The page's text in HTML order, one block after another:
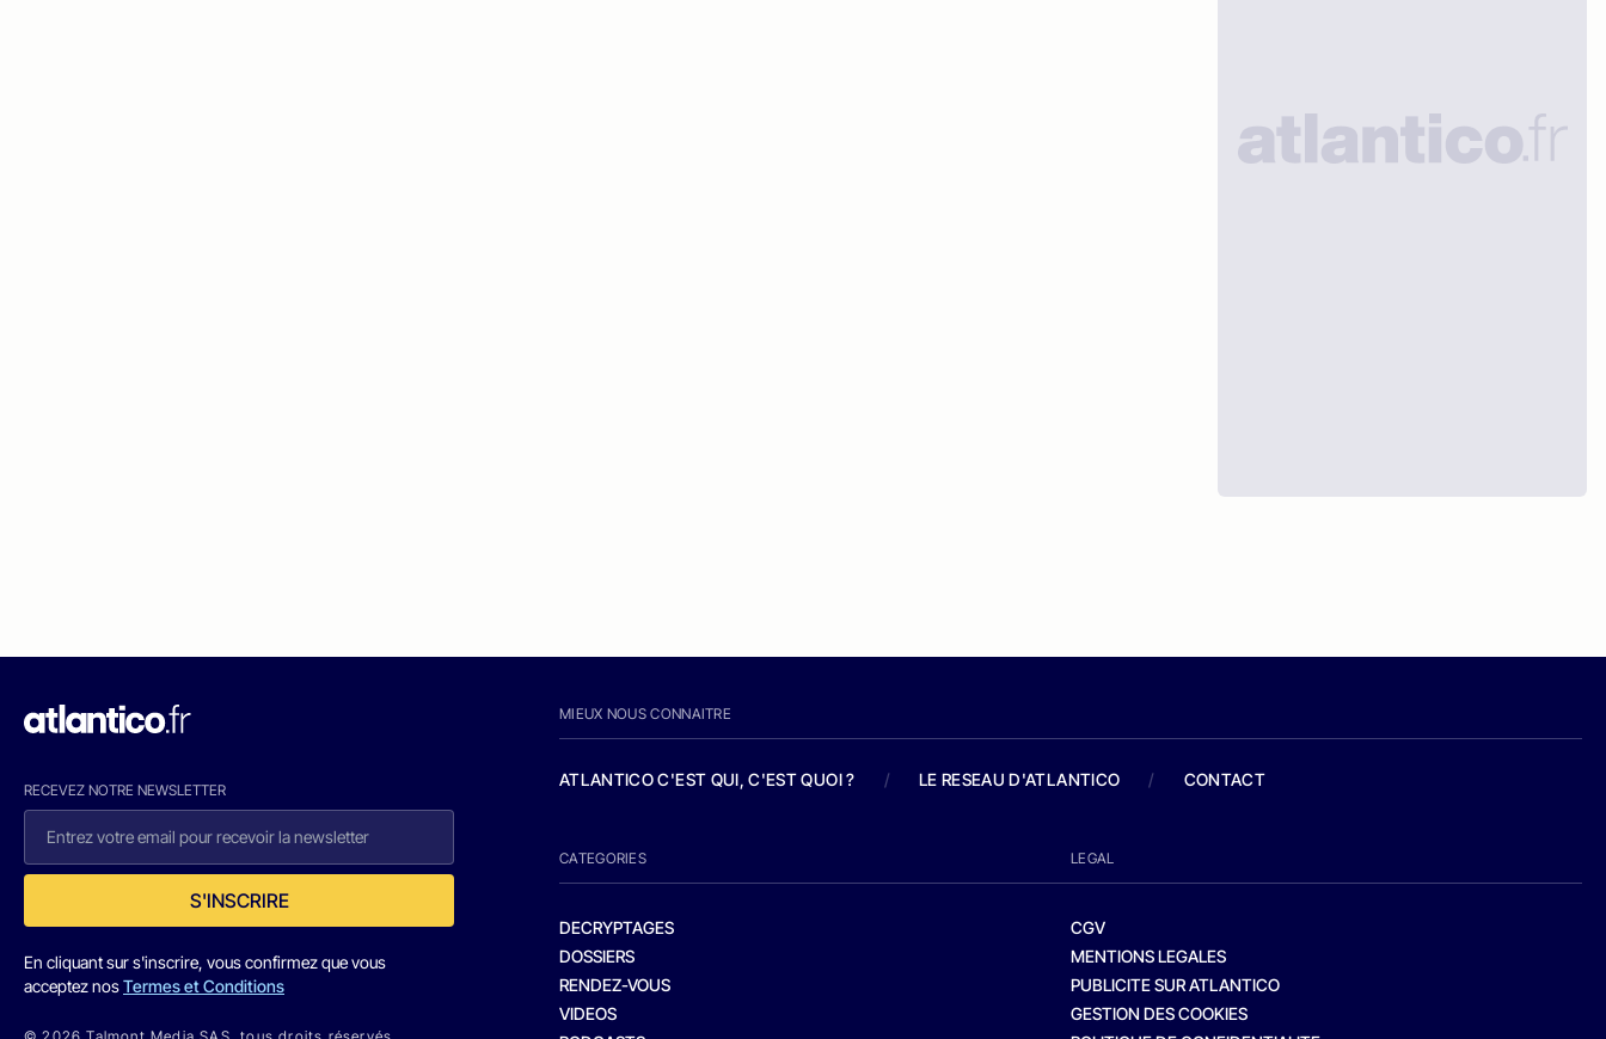
RECEVEZ NOTRE NEWSLETTER
S'INSCRIRE
En cliquant sur s'inscrire, vous confirmez que vous
acceptez nosTermes et Conditions
MIEUX NOUS CONNAITRE
ATLANTICO C'EST QUI, C'EST QUOI ? / LE RESEAU D'ATLANTICO / CONTACT
CATEGORIES
DECRYPTAGES
DOSSIERS
RENDEZ-VOUS
VIDEOS
LEGAL
CGV
MENTIONS LEGALES
PUBLICITE SUR ATLANTICO
GESTION DES COOKIES